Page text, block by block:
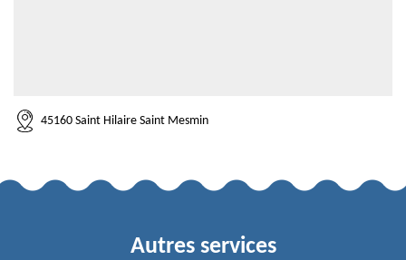
45160 Saint Hilaire Saint Mesmin
Autres services